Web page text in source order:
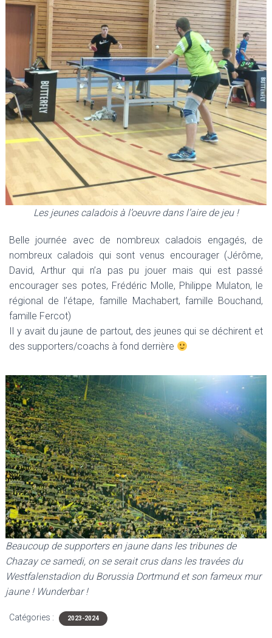
Les jeunes caladois à l’oeuvre dans l’aire de jeu !
Belle journée avec de nombreux caladois engagés, de
nombreux caladois qui sont venus encourager (Jérôme,
David, Arthur qui n’a pas pu jouer mais qui est passé
encourager ses potes, Frédéric Molle, Philippe Mulaton, le
régional de l’étape, famille Machabert, famille Bouchand,
famille Fercot)
Il y avait du jaune de partout, des jeunes qui se déchirent et
des supporters/coachs à fond derrière
Beaucoup de supporters en jaune dans les tribunes de
Chazay ce samedi, on se serait crus dans les travées du
Westfalenstadion du Borussia Dortmund et son fameux mur
jaune ! Wunderbar !
Catégories : 2023-2024